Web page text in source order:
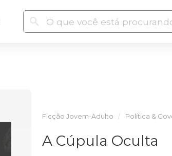
Ficção Jovem-Adulto Política &
A Cúpula Oculta